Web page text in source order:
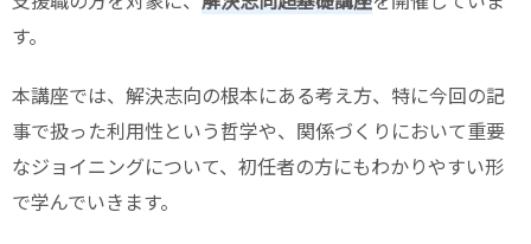
す。
本講座では、解決志向の根本にある考え方、特に今回の記
事で扱った利用性という哲学や、関係づくりにおいて重要
なジョイニングについて、初任者の方にもわかりやすい形
で学んでいきます。